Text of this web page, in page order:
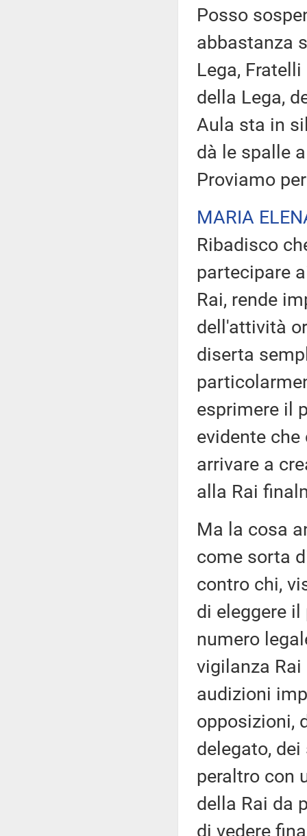
Posso
abbastanza
Lega,
della Lega,
Aula sta in
dà le spalle
Proviamo
MARIA
Ribadisco
partecipare
Rai, rende
dell'attività
diserta
esprimere il
evidente
arrivare a
alla Rai
Ma la cosa
come sorta
contro chi,
di eleggere
numero
vigilanza Rai
audizioni
opposizioni,
delegato,
peraltro con
della Rai da
di vedere